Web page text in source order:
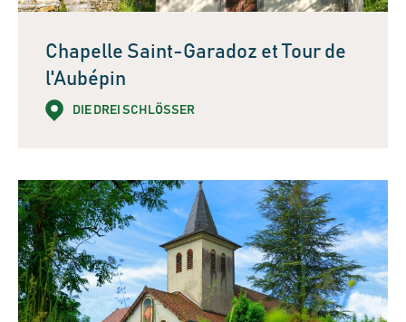
Chapelle Saint-Garadoz et Tour de
l'Aubépin
DIE DREI SCHLÖSSER